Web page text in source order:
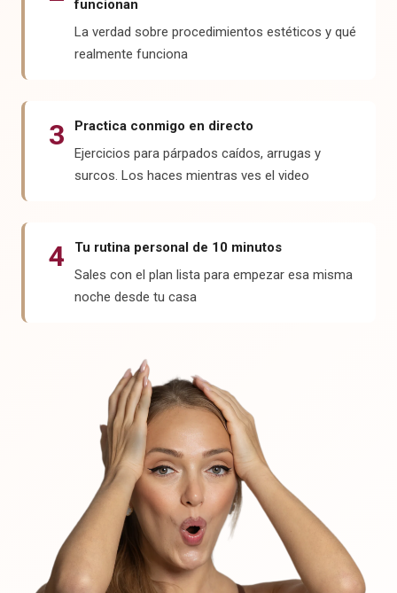
funcionan
La verdad sobre procedimientos estéticos y qué
realmente funciona
3
Practica conmigo en directo
Ejercicios para párpados caídos, arrugas y
surcos. Los haces mientras ves el video
4
Tu rutina personal de 10 minutos
Sales con el plan lista para empezar esa misma
noche desde tu casa